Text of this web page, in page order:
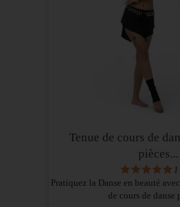
Tenue de cours de
pièces...
1
Pratiquez la Danse en beauté
de cours de danse